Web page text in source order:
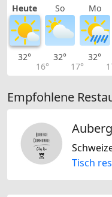
Heute So Mo
32°
16°
32°
17°
32°
Empfohlene
Tisch